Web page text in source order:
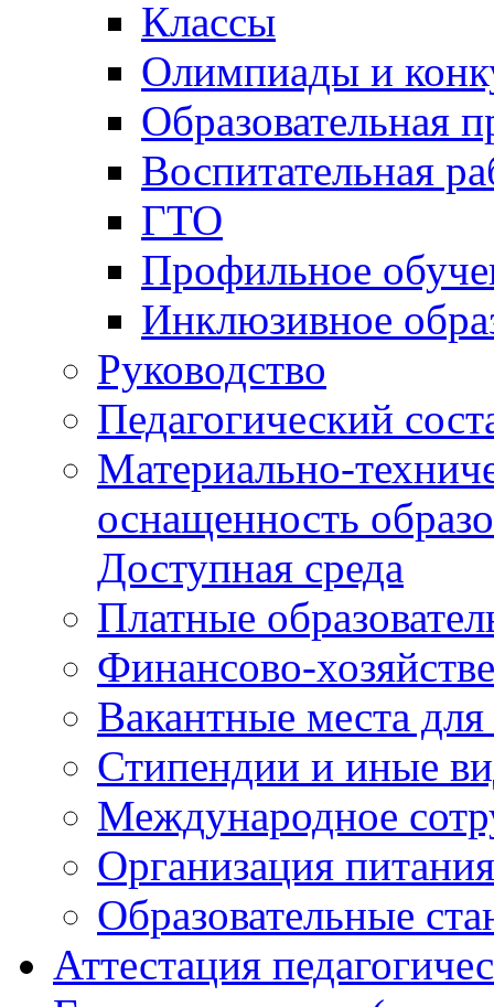
ГТО
Профильное
Инклюзивное
Руководство
Педагогический
Материально-
оснащенность
Доступная среда
Платные
Финансово-
Вакантные места
Стипендии и иные
Международное
Организация
Образовательные
Аттестация
Государственная
Федеральные
Региональные
ГИА-11 (ЕГЭ)